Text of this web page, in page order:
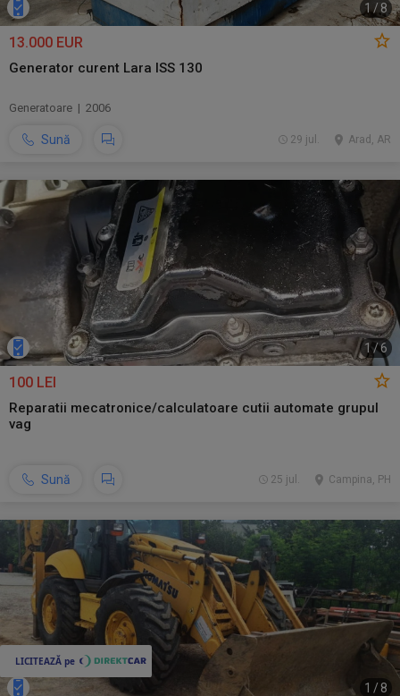
1 /8
13.000 EUR
Generator curent Lara ISS 130
Generatoare | 2006
Sună Arad, AR
29 jul.
1/6
100 LEI
Reparatii mecatronice/calculatoare cutii automate grupul
vag
Sună Campina, PH
25 jul.
1 / 8